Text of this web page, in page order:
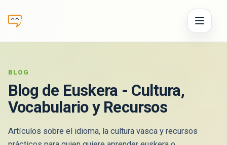
BLOG
Blog de Euskera - Cultura,
Vocabulario y Recursos
Artículos sobre el idioma, la cultura vasca y recursos